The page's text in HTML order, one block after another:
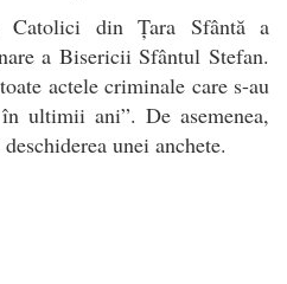
Catolici din Țara Sfântă a
a Bisericii Sfântul Stefan.
actele criminale care s-au
ultimii ani”. De asemenea,
unei anchete.